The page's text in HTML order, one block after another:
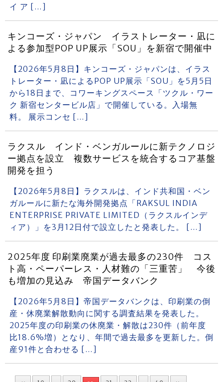
イ ア […]
キンコーズ・ジャパン イラストレーター・凪に
よる参加型POP UP展示「SOU」を新宿で開催中
【2026年5月8日】キンコーズ・ジャパンは、イラス
トレーター・凪によるPOP UP展示「SOU」を5月5日
から18日まで、コワーキングスペース「ツクル・ワー
ク 新宿センタービル店」で開催している。入場無
料。 展示コンセ […]
ラクスル インド・ベンガルールに新テクノロジ
ー拠点を設立 複数サービスを統合するコア基盤
開発を担う
【2026年5月8日】ラクスルは、インド共和国・ベン
ガルールに新たな海外開発拠点「RAKSUL INDIA
ENTERPRISE PRIVATE LIMITED（ラクスルインデ
ィア）」を3月12日付で設立したと発表した。 […]
2025年度 印刷業廃業が過去最多の230件 コス
ト高・ペーパーレス・人材難の「三重苦」 今後
も増加の見込み 帝国データバンク
【2026年5月8日】帝国データバンクは、印刷業の倒
産・休廃業解散動向に関する調査結果を発表した。
2025年度の印刷業の休廃業・解散は230件（前年度
比18.6%増）となり、年間で過去最多を更新した。倒
産91件と合わせる […]